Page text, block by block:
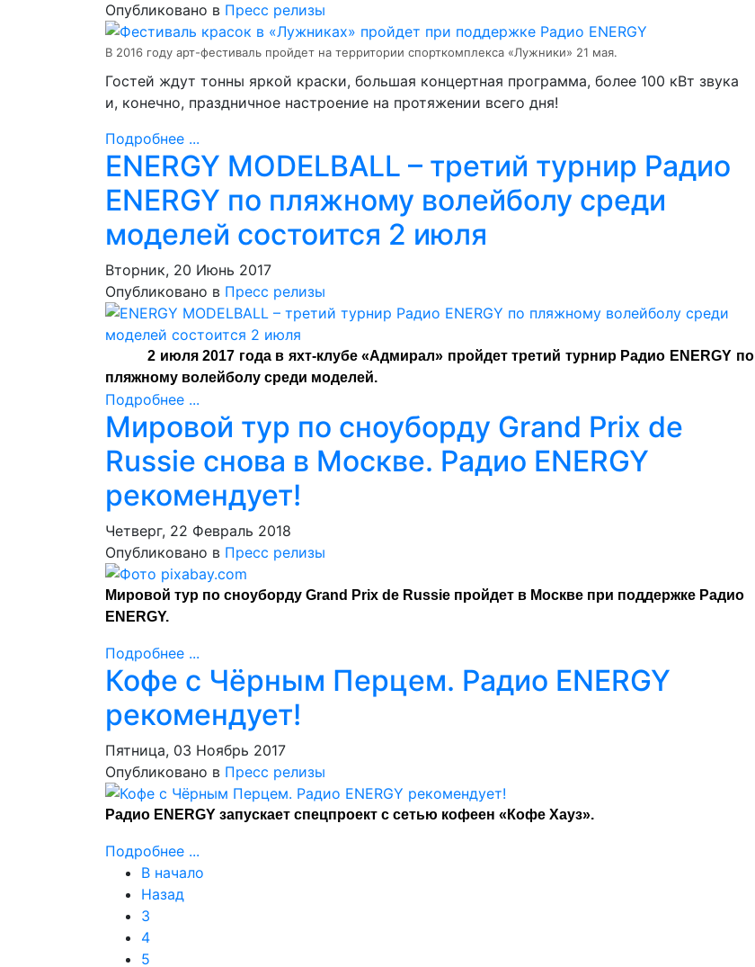
Опубликовано в Пресс релизы
В 2016 году арт-фестиваль пройдет на территории спорткомплекса «Лужники» 21 мая.
Гостей ждут тонны яркой краски, большая концертная программа, более 100 кВт звука
и, конечно, праздничное настроение на протяжении всего дня!
Подробнее ...
ENERGY MODELBALL – третий турнир Радио
ENERGY по пляжному волейболу среди
моделей состоится 2 июля
Вторник, 20 Июнь 2017
Опубликовано в Пресс релизы
2 июля 2017 года в яхт-клубе «Адмирал» пройдет третий турнир Радио ENERGY по
пляжному волейболу среди моделей.
Подробнее ...
Мировой тур по сноуборду Grand Prix de
Russie снова в Москве. Радио ENERGY
рекомендует!
Четверг, 22 Февраль 2018
Опубликовано в Пресс релизы
Мировой тур по сноуборду Grand Prix de Russie пройдет в Москве при поддержке Радио
ENERGY.
Подробнее ...
Кофе с Чёрным Перцем. Радио ENERGY
рекомендует!
Пятница, 03 Ноябрь 2017
Опубликовано в Пресс релизы
Радио ENERGY запускает спецпроект с сетью кофеен «Кофе Хауз».
Подробнее ...
В начало
Назад
3
4
5